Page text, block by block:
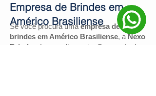
Se você procura umaempresa de
brindes em Américo Brasiliense, aNexo
Brindes
é a escolha certa. Com mais de
Empresa de Brindes em
Américo Brasiliense